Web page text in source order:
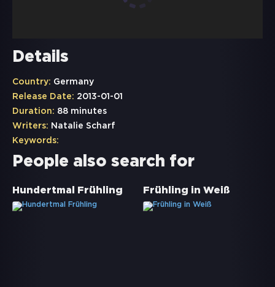
Details
Country: Germany
Release Date: 2013-01-01
Duration: 88 minutes
Writers: Natalie Scharf
Keywords:
People also search for
Hundertmal Frühling Frühling in Weiß